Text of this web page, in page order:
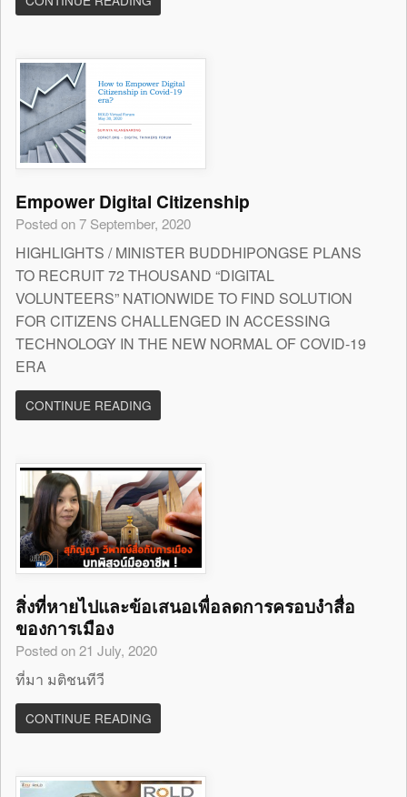
Empower Digital Citizenship
Posted on 7 September, 2020
HIGHLIGHTS / MINISTER BUDDHIPONGSE PLANS
TO RECRUIT 72 THOUSAND “DIGITAL
VOLUNTEERS” NATIONWIDE TO FIND SOLUTION
FOR CITIZENS CHALLENGED IN ACCESSING
TECHNOLOGY IN THE NEW NORMAL OF COVID-19
ERA
CONTINUE READING
สิ่งที่หายไปและข้อเสนอเพื่อลดการครอบงำสื่อ
ของการเมือง
Posted on 21 July, 2020
ที่มา มติชนทีวี
CONTINUE READING